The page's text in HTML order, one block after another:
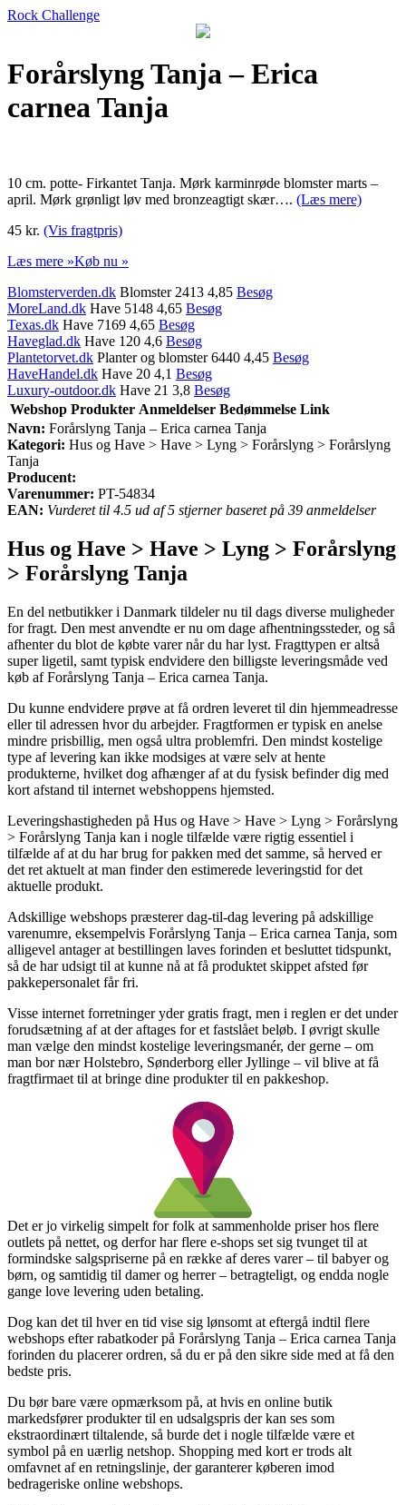
Rock Challenge
Forårslyng Tanja – Erica
carnea Tanja
10 cm. potte- Firkantet Tanja. Mørk karminrøde blomster marts –
april. Mørk grønligt løv med bronzeagtigt skær…. (Læs mere)
45 kr. (Vis fragtpris)
Læs mere »Køb nu »
Blomsterverden.dk Blomster 2413 4,85 Besøg
MoreLand.dk Have 5148 4,65 Besøg
Texas.dk Have 7169 4,65 Besøg
Haveglad.dk Have 120 4,6 Besøg
Plantetorvet.dk Planter og blomster 6440 4,45 Besøg
HaveHandel.dk Have 20 4,1 Besøg
Luxury-outdoor.dk Have 21 3,8 Besøg
Webshop Produkter Anmeldelser Bedømmelse Link
Navn: Forårslyng Tanja – Erica carnea Tanja
Kategori: Hus og Have > Have > Lyng > Forårslyng > Forårslyng
Tanja
Producent:
Varenummer: PT-54834
EAN: Vurderet til 4.5 ud af 5 stjerner baseret på 39 anmeldelser
Hus og Have > Have > Lyng > Forårslyng
> Forårslyng Tanja
En del netbutikker i Danmark tildeler nu til dags diverse muligheder
for fragt. Den mest anvendte er nu om dage afhentningssteder, og så
afhenter du blot de købte varer når du har lyst. Fragttypen er altså
super ligetil, samt typisk endvidere den billigste leveringsmåde ved
køb af Forårslyng Tanja – Erica carnea Tanja.
Du kunne endvidere prøve at få ordren leveret til din hjemmeadresse
eller til adressen hvor du arbejder. Fragtformen er typisk en anelse
mindre prisbillig, men også ultra problemfri. Den mindst kostelige
type af levering kan ikke modsiges at være selv at hente
produkterne, hvilket dog afhænger af at du fysisk befinder dig med
kort afstand til internet webshoppens hjemsted.
Leveringshastigheden på Hus og Have > Have > Lyng > Forårslyng
> Forårslyng Tanja kan i nogle tilfælde være rigtig essentiel i
tilfælde af at du har brug for pakken med det samme, så herved er
det ret aktuelt at man finder den estimerede leveringstid for det
aktuelle produkt.
Adskillige webshops præsterer dag-til-dag levering på adskillige
varenumre, eksempelvis Forårslyng Tanja – Erica carnea Tanja, som
alligevel antager at bestillingen laves forinden et besluttet tidspunkt,
så de har udsigt til at kunne nå at få produktet skippet afsted før
pakkepersonalet får fri.
Visse internet forretninger yder gratis fragt, men i reglen er det under
forudsætning af at der aftages for et fastslået beløb. I øvrigt skulle
man vælge den mindst kostelige leveringsmanér, der gerne – om
man bor nær Holstebro, Sønderborg eller Jyllinge – vil blive at få
fragtfirmaet til at bringe dine produkter til en pakkeshop.
Det er jo virkelig simpelt for folk at sammenholde priser hos flere
outlets på nettet, og derfor har flere e-shops set sig tvunget til at
formindske salgspriserne på en række af deres varer – til babyer og
børn, og samtidig til damer og herrer – betragteligt, og endda nogle
gange love levering uden betaling.
Dog kan det til hver en tid vise sig lønsomt at eftergå indtil flere
webshops efter rabatkoder på Forårslyng Tanja – Erica carnea Tanja
forinden du placerer ordren, så du er på den sikre side med at få den
bedste pris.
Du bør bare være opmærksom på, at hvis en online butik
markedsfører produkter til en udsalgspris der kan ses som
ekstraordinært tiltalende, så burde det i nogle tilfælde være et
symbol på en uærlig netshop. Shopping med kort er trods alt
omfavnet af en retningslinje, der garanterer køberen imod
bedrageriske online webshops.